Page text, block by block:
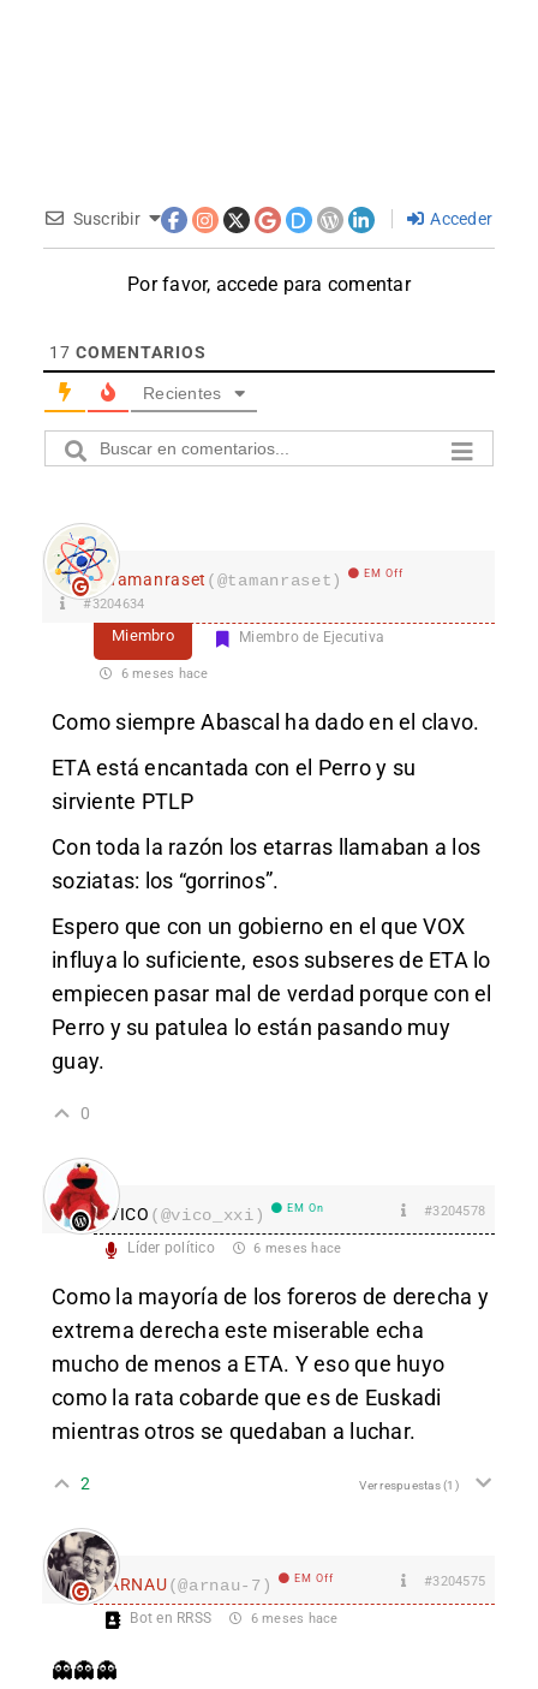
Suscribir Acceder
Por favor, accede para comentar
17 COMENTARIOS
Recientes
Tamanraset (@tamanraset) EM Off
#3204634
Miembro Miembro de Ejecutiva
6 meses hace
Como siempre Abascal ha dado en el clavo.
ETA está encantada con el Perro y su
sirviente PTLP
Con toda la razón los etarras llamaban a los
soziatas: los “gorrinos”.
Espero que con un gobierno en el que VOX
influya lo suficiente, esos subseres de ETA lo
empiecen pasar mal de verdad porque con el
Perro y su patulea lo están pasando muy
guay.
0
VICO (@vico_xxi) EM On #3204578
Líder político 6 meses hace
Como la mayoría de los foreros de derecha y
extrema derecha este miserable echa
mucho de menos a ETA. Y eso que huyo
como la rata cobarde que es de Euskadi
mientras otros se quedaban a luchar.
2 Ver respuestas(1)
ARNAU(@arnau-7) EM Off #3204575
Bot en RRSS 6 meses hace
👻👻👻